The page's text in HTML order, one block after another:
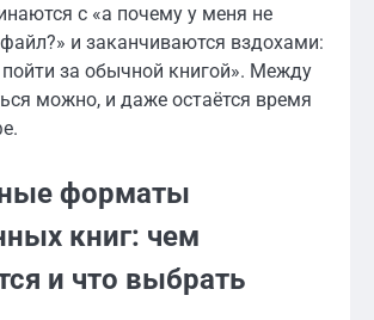
с «а почему у меня не
и заканчиваются вздохами:
за обычной книгой». Между
можно, и даже остаётся время
форматы
книг: чем
и что выбрать